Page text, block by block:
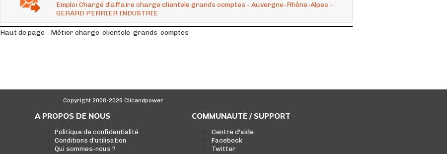
Emploi Chargé d'affaire charge clientele grands comptes - Auvergne-Rhône-Alpes -
GERARD PERRIER INDUSTRIE
Haut de page - Métier charge-clientele-grands-comptes
Copyright 2008-2026 Clicandpower
A PROPOS DE NOUS
Politique de confidentialité
Conditions d'utilisation
Qui sommes-nous ?
COMMUNAUTE / SUPPORT
Centre d'aide
Facebook
Twitter